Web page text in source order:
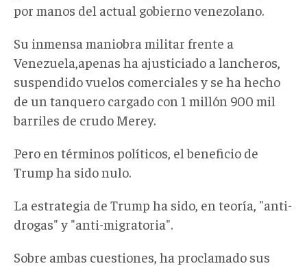
por manos del actual gobierno venezolano.
Su inmensa maniobra militar frente a
Venezuela,apenas ha ajusticiado a lancheros,
suspendido vuelos comerciales y se ha hecho
de un tanquero cargado con 1 millón 900 mil
barriles de crudo Merey.
Pero en términos políticos, el beneficio de
Trump ha sido nulo.
La estrategia de Trump ha sido, en teoría, "anti-
drogas" y "anti-migratoria".
Sobre ambas cuestiones, ha proclamado sus